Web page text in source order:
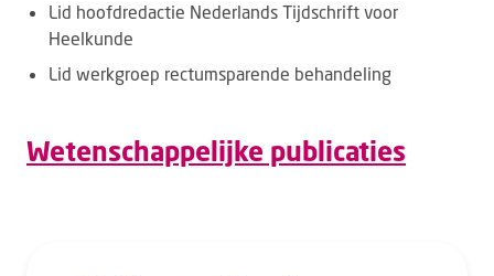
Lid hoofdredactie Nederlands Tijdschrift voor
Heelkunde
Lid werkgroep rectumsparende behandeling
Wetenschappelijke publicaties